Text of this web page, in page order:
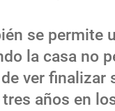
se permite
la casa no
ver
años en